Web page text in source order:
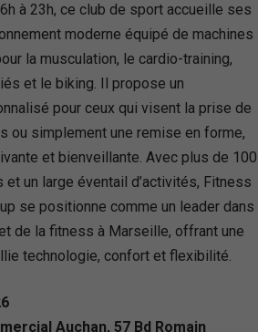
à 23h, ce club de sport accueille ses
moderne équipé de machines
la musculation, le cardio-training,
et le biking. Il propose un
pour ceux qui visent la prise de
ou simplement une remise en forme,
et bienveillante. Avec plus de 100
un large éventail d’activités, Fitness
se positionne comme un leader dans
de la fitness à Marseille, offrant une
technologie, confort et flexibilité.
Auchan, 57 Bd Romain